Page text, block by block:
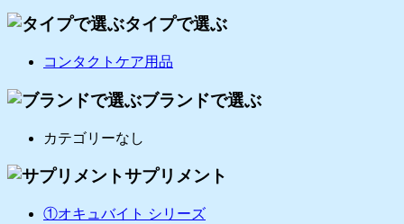
タイプで選ぶ
コンタクトケア用品
ブランドで選ぶ
カテゴリーなし
サプリメント
①オキュバイト シリーズ